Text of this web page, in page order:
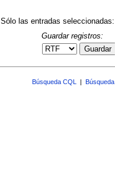
Sólo las entradas seleccionadas:
Guardar registros:
Guardar
Búsqueda CQL